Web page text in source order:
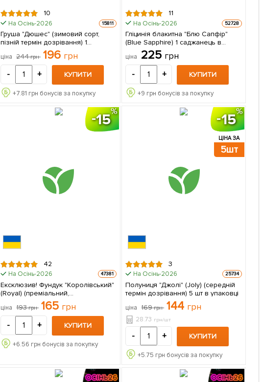
10
На Осінь-2026 15811
Груша "Дюшес" (зимовий сорт,
пізній термін дозрівання) 1
саджанець в упаковці
ціна 244грн 196 грн
- + КУПИТИ
+7.81 грн бонусів за покупку
11
На Осінь-2026 52728
Гліцинія блакитна "Блю Сапфір"
(Blue Sapphire) 1 саджанець в
упаковці
ціна 225 грн
- + КУПИТИ
+9 грн бонусів за покупку
15
42
На Осінь-2026 47381
Ексклюзив! Фундук "Королівський"
(Royal) (преміальний,
високоврожайний сорт,
середнього терміну дозрівання,
садити по 2 шт) 1 саджанець в
упаковці
ціна 193грн 165 грн
- + КУПИТИ
+6.56 грн бонусів за покупку
15
ЦІНА ЗА
5шт
3
На Осінь-2026 25734
Полуниця "Джолі" (Joly) (середній
термін дозрівання) 5 шт в упаковці
ціна 169грн 144 грн
28.73 грн/шт
- + КУПИТИ
+5.75 грн бонусів за покупку